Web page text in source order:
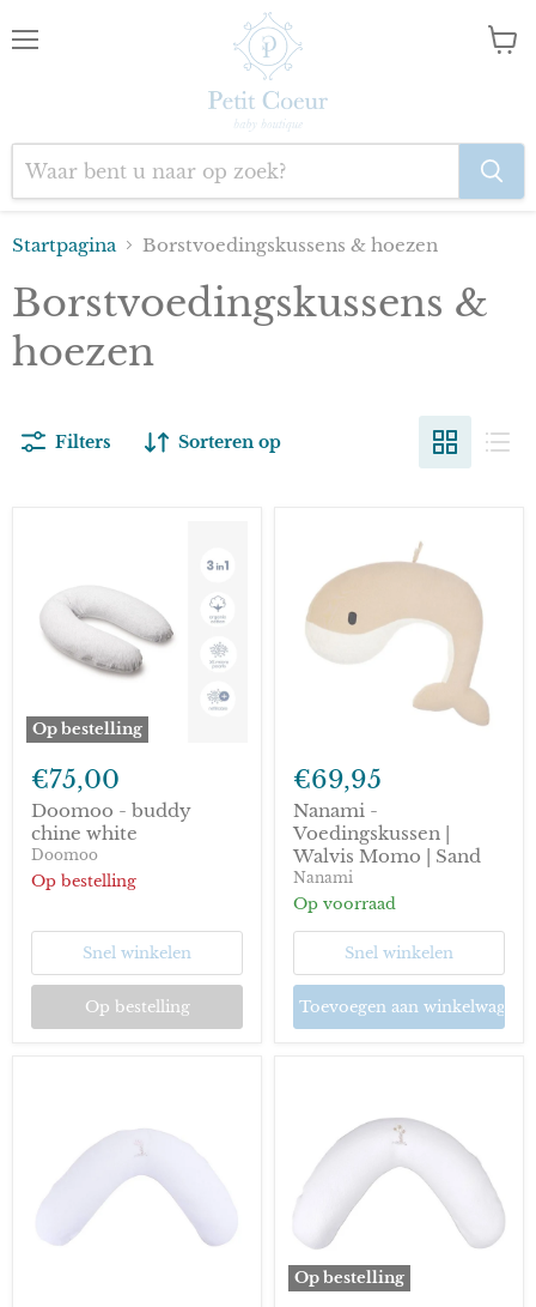
Startpagina Borstvoedingskussens & hoezen
Borstvoedingskussens &
hoezen
Filters Sorteren op
Op bestelling
buddy
chine
white
€75,00
Doomoo - buddy
chine white
Doomoo
Op bestelling
Snel winkelen
Op bestelling
Voedingskussen
Walvis
Momo
Sand
€69,95
Nanami -
Voedingskussen |
Walvis Momo | Sand
Nanami
Op voorraad
Snel winkelen
Toevoegen aan winkelwagen
Op bestelling